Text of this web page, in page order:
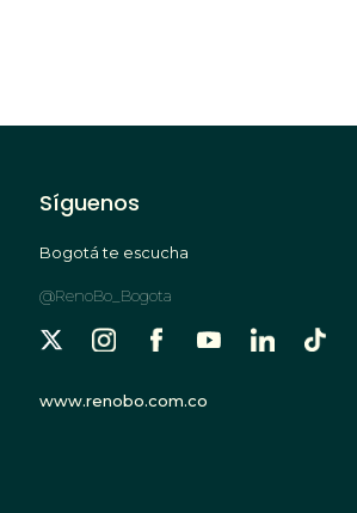
Síguenos
Bogotá te escucha
@RenoBo_Bogota
www.renobo.com.co